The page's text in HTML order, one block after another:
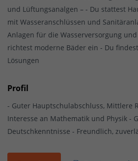
und Lüftungsanalgen – - Du stattest
mit Wasseranschlüssen und
Anlagen für die Wasserversorgung
richtest moderne Bäder ein - Du
Lösungen
Profil
- Guter Hauptschulabschluss, Mittlere
Interesse an Mathematik und Physik -
Deutschkenntnisse - Freundlich,